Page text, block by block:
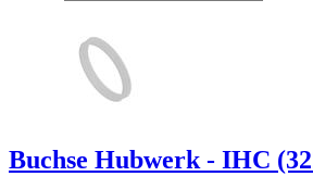
Buchse Hubwerk - IHC